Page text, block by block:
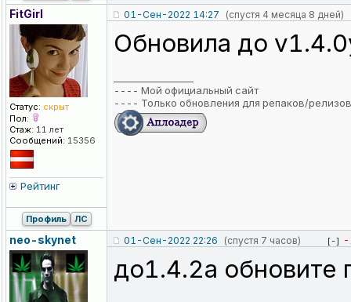
FitGirl
Статус: скрыт
Пол:
Стаж: 11 лет
Сообщений: 15356
Рейтинг
01-Сен-2022 14:27 (спустя 4 месяца 8 дней)
Обновила до
---- Мой официальный сайт
---- Только обновления для репаков/релизов
Профиль ЛС
neo-skynet 01-Сен-2022 22:26 (спустя 7 часов) [-] -
до1.4.2а обновите